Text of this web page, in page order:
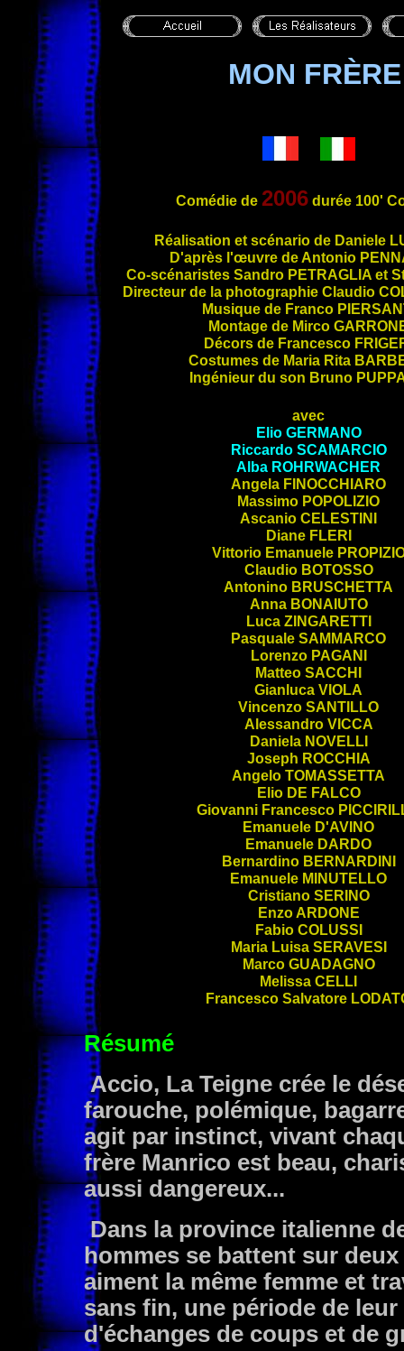
MON
Comédie de 2006durée 100'
Réalisation et scénario de Daniele
D'après l'œuvre de Antonio
Co-scénaristes Sandro PETRAGLIAet
Directeur de la photographie Claudio
Musique de Franco
Montage de Mirco
Décors de Francesco
Costumes de Maria Rita
Ingénieur du son Bruno
avec
Elio GERMANO
Riccardo SCAMARCIO
Alba ROHRWACHER
Angela FINOCCHIARO
Massimo POPOLIZIO
Ascanio CELESTINI
Diane FLERI
Vittorio Emanuele
Claudio BOTOSSO
Antonino BRUSCHETTA
Anna BONAIUTO
Luca ZINGARETTI
Pasquale SAMMARCO
Lorenzo PAGANI
Matteo SACCHI
Gianluca VIOLA
Vincenzo SANTILLO
Alessandro VICCA
Daniela NOVELLI
Joseph ROCCHIA
Angelo TOMASSETTA
Elio DE FALCO
Giovanni Francesco
Emanuele D'AVINO
Emanuele DARDO
Bernardino BERNARDINI
Emanuele MINUTELLO
Cristiano SERINO
Enzo ARDONE
Fabio COLUSSI
Maria Luisa SERAVESI
Marco GUADAGNO
Melissa CELLI
Francesco Salvatore
Résumé
Accio, La Teigne crée le
farouche, polémique,
agit par instinct, vivant
frère Manrico est beau,
aussi dangereux...
Dans la province italienne
hommes se battent sur
aiment la même femme et
sans fin, une période de
d'échanges de coups et de